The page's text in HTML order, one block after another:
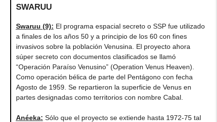
SWARUU
Swaruu (9): El programa espacial secreto o SSP fue utilizado
a finales de los años 50 y a principio de los 60 con fines
invasivos sobre la población Venusina. El proyecto ahora
súper secreto con documentos clasificados se llamó
“Operación Paraíso Venusino” (Operation Venus Heaven).
Como operación bélica de parte del Pentágono con fecha
Agosto de 1959. Se repartieron la superficie de Venus en
partes designadas como territorios con nombre Cabal.
Anéeka: Sólo que el proyecto se extiende hasta 1972-75 tal